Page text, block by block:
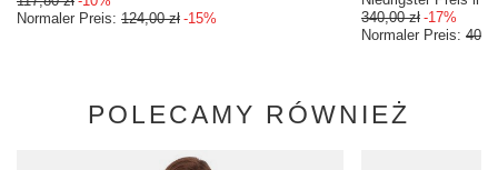
Normaler Preis: 124,00 zł -15%
340,00 zł -17%
Normaler Preis:
POLECAMY RÓWNIEŻ